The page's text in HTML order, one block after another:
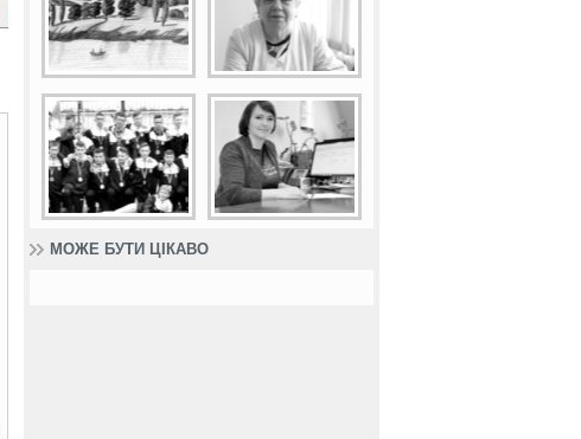
МОЖЕ БУТИ ЦІКАВО